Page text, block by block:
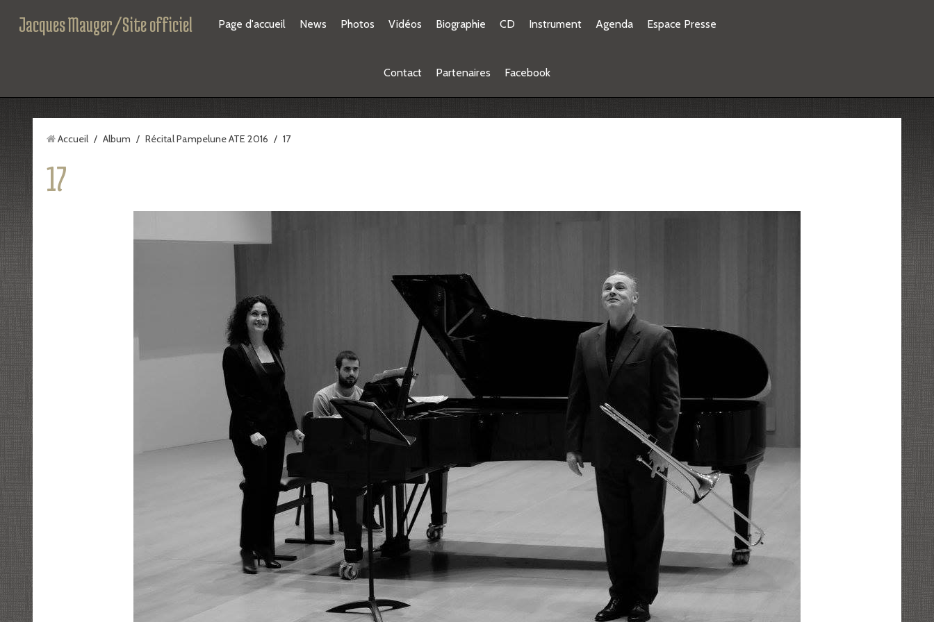
Jacques Mauger/Site officiel Page d'accueil News Photos Vidéos Biographie CD Instrument Agenda Espace Presse
Contact Partenaires Facebook
Accueil / Album / Récital Pampelune ATE 2016 / 17
17